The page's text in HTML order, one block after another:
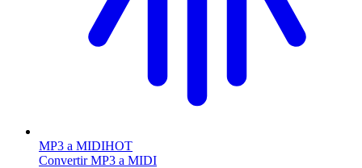
MP3 a MIDIHOT
Convertir MP3 a MIDI